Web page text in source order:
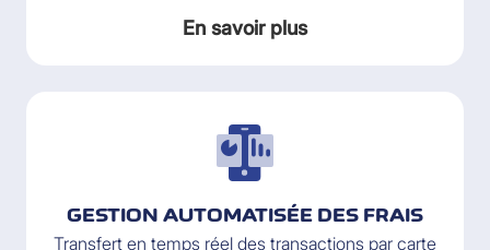
En savoir plus
GESTION AUTOMATISÉE DES FRAIS
Transfert en temps réel des transactions par carte